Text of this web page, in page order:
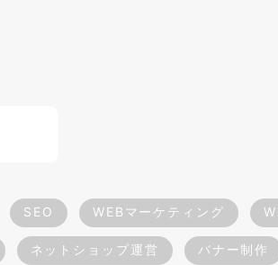
SEO WEBマーケティング
ネットショップ運営 バナー制作